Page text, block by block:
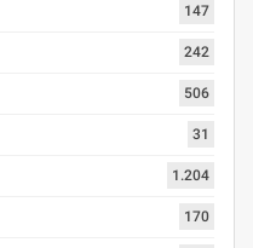
147
242
506
31
1.204
170